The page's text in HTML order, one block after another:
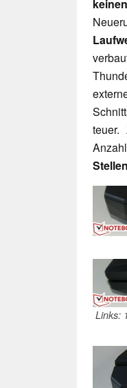
teuer.
Stellen
Links: